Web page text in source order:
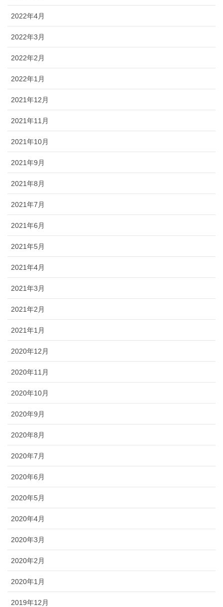
2022年4月
2022年3月
2022年2月
2022年1月
2021年12月
2021年11月
2021年10月
2021年9月
2021年8月
2021年7月
2021年6月
2021年5月
2021年4月
2021年3月
2021年2月
2021年1月
2020年12月
2020年11月
2020年10月
2020年9月
2020年8月
2020年7月
2020年6月
2020年5月
2020年4月
2020年3月
2020年2月
2020年1月
2019年12月